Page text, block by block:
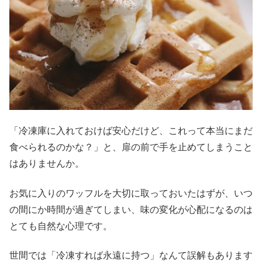
「冷凍庫に入れておけば安心だけど、これって本当にまだ
食べられるのかな？」と、扉の前で手を止めてしまうこと
はありませんか。
お気に入りのワッフルを大切に取っておいたはずが、いつ
の間にか時間が過ぎてしまい、味の変化が心配になるのは
とても自然な心理です。
世間では「冷凍すれば永遠に持つ」なんて誤解もあります